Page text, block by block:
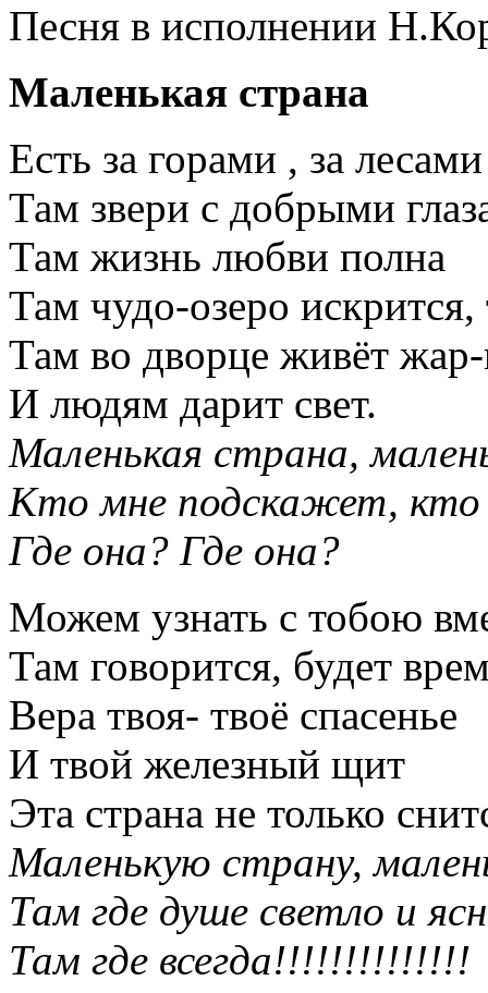
Песня в исполнении
Маленькая страна
Есть за горами , за
Там звери с добрыми
Там жизнь любви полна
Там чудо-озеро искрится,
Там во дворце живёт
И людям дарит свет.
Маленькая страна,
Кто мне подскажет,
Где она? Где она?
Можем узнать с тобою
Там говорится, будет
Вера твоя- твоё спасенье
И твой железный щит
Эта страна не только
Маленькую страну,
Там где душе светло и
Там где всегда!!!!!!!!!!!!!!